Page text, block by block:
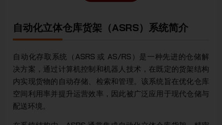
自动化立体仓库货架（ASRS）系统简介
自动化存取系统（ASRS 或 AS/RS）是一种先进的仓储解
决方案，通过计算机控制和机器人技术，在既定的货架结构
内实现货物的自动存储、检索和管理。该系统旨在优化仓库
空间利用率并提升运营效率，因此被广泛应用于现代仓储与
配送环境。